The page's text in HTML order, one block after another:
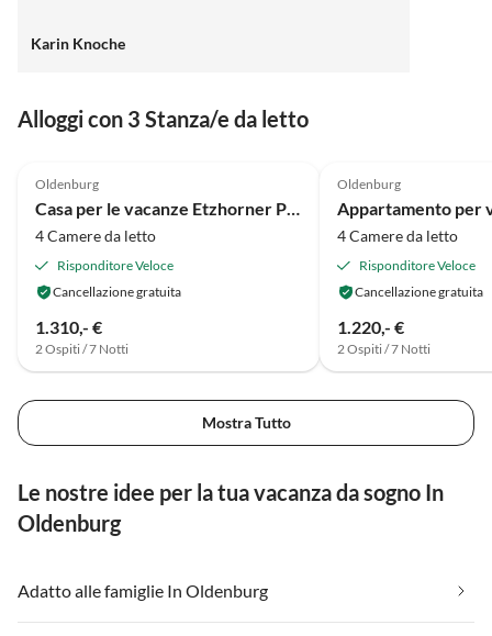
Karin Knoche
Alloggi con 3 Stanza/e da letto
Oldenburg
Casa per le vacanze Etzhorner Pareggiato 3
4 Camere da letto
Risponditore Veloce
Cancellazione gratuita
1.310,- €
2 Ospiti / 7 Notti
Oldenburg
4 Camere da letto
Risponditore Veloce
Cancellazione gratuita
1.220,- €
2 Ospiti / 7 Notti
Mostra Tutto
Le nostre idee per la tua vacanza da sogno In
Oldenburg
Adatto alle famiglie In Oldenburg